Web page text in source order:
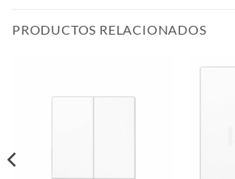
PRODUCTOS RELACIONADOS